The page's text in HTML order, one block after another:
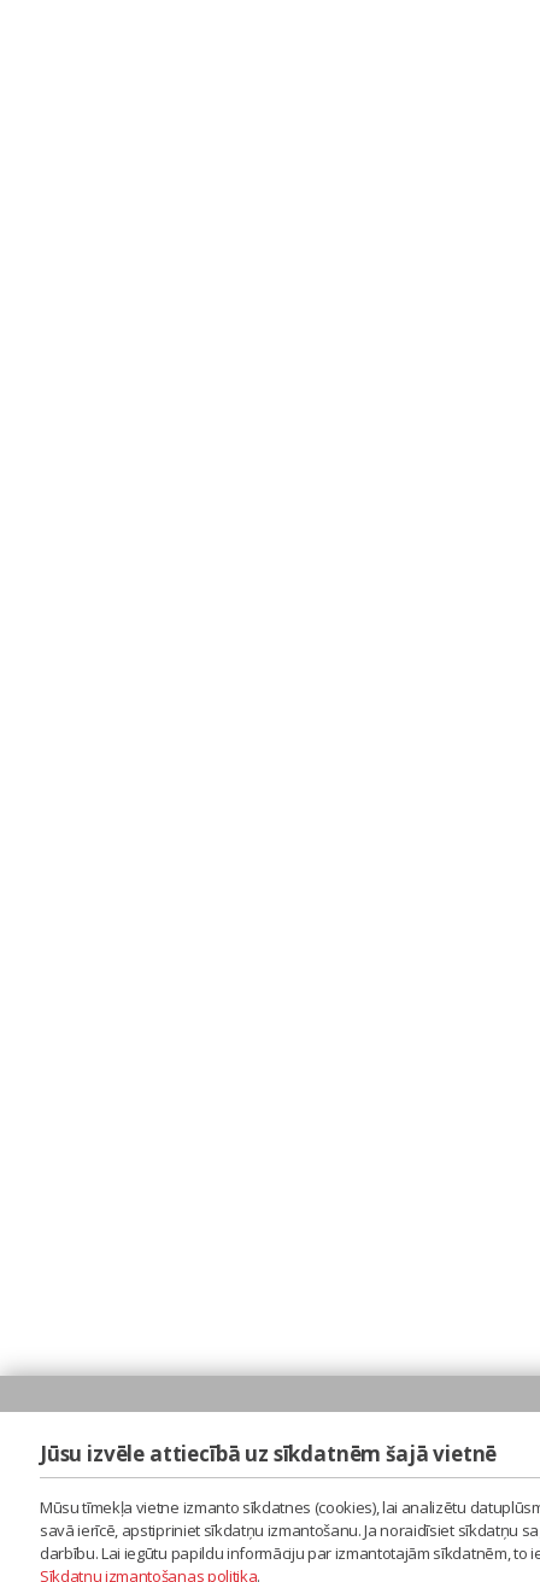
Jūsu izvēle attiecībā uz sīkdatnēm šajā vietnē
Mūsu tīmekļa vietne izmanto sīkdatnes (cookies), lai analizētu
savā ierīcē, apstipriniet sīkdatņu izmantošanu. Ja noraidīsiet sīkdatņu
darbību. Lai iegūtu papildu informāciju par izmantotajām sīkdatnēm,
Sīkdatņu izmantošanas politika.